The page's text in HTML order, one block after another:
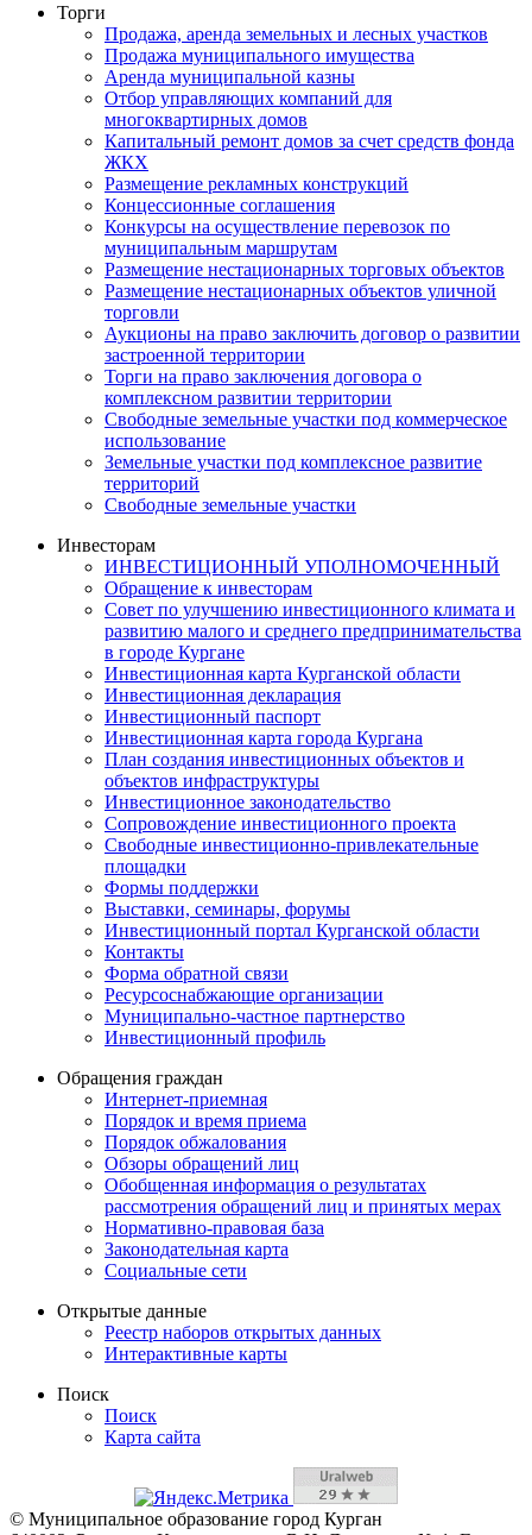
Торги
Продажа, аренда земельных и лесных участков
Продажа муниципального имущества
Аренда муниципальной казны
Отбор управляющих компаний для
многоквартирных домов
Капитальный ремонт домов за счет средств фонда
ЖКХ
Размещение рекламных конструкций
Концессионные соглашения
Конкурсы на осуществление перевозок по
муниципальным маршрутам
Размещение нестационарных торговых объектов
Размещение нестационарных объектов уличной
торговли
Аукционы на право заключить договор о развитии
застроенной территории
Торги на право заключения договора о
комплексном развитии территории
Свободные земельные участки под коммерческое
использование
Земельные участки под комплексное развитие
территорий
Свободные земельные участки
Инвесторам
ИНВЕСТИЦИОННЫЙ УПОЛНОМОЧЕННЫЙ
Обращение к инвесторам
Совет по улучшению инвестиционного климата и
развитию малого и среднего предпринимательства
в городе Кургане
Инвестиционная карта Курганской области
Инвестиционная декларация
Инвестиционный паспорт
Инвестиционная карта города Кургана
План создания инвестиционных объектов и
объектов инфраструктуры
Инвестиционное законодательство
Сопровождение инвестиционного проекта
Свободные инвестиционно-привлекательные
площадки
Формы поддержки
Выставки, семинары, форумы
Инвестиционный портал Курганской области
Контакты
Форма обратной связи
Ресурсоснабжающие организации
Муниципально-частное партнерство
Инвестиционный профиль
Обращения граждан
Интернет-приемная
Порядок и время приема
Порядок обжалования
Обзоры обращений лиц
Обобщенная информация о результатах
рассмотрения обращений лиц и принятых мерах
Нормативно-правовая база
Законодательная карта
Социальные сети
Открытые данные
Реестр наборов открытых данных
Интерактивные карты
Поиск
Поиск
Карта сайта
© Муниципальное образование город Курган